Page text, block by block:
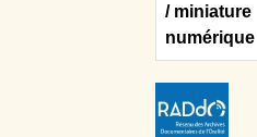
/ miniature
numérique